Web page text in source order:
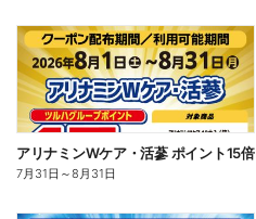
アリナミンWケア・活蔘 ポイント15倍
7月31日 ～8月31日